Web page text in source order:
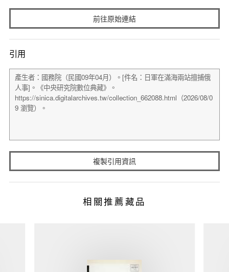
前往原始連結
引用
複製引用資訊
相關推薦藏品